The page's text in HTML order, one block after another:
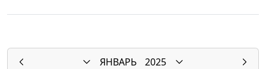
ЯНВАРЬ
2025